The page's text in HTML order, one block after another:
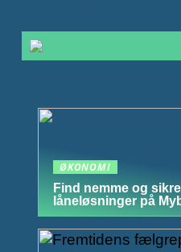
ØKONOMI
Find nemme og sikre
låneløsninger på